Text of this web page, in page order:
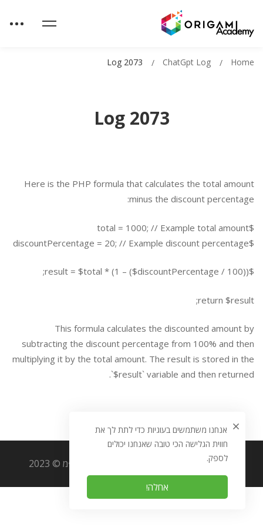
Log 2073
Home
ChatGpt Log
Log 2073
Here is the PHP formula that calculates the total amount
minus the discount percentage:
$total = 1000; // Example total amount
$discountPercentage = 20; // Example discount percentage
$result = $total * (1 – ($discountPercentage / 100));
return $result;
This formula calculates the discounted amount by
subtracting the discount percentage from 100% and then
multiplying it by the total amount. The result is stored in the
`$result` variable and then returned.
כל הזכויות שמורות לאוריגמי מערכות מידע בע״מ © 2023
אנחנו משתמשים בעוגיות כדי לתת לך את
חווית הגלישה הכי טובה שאנחנו יכולים
לספק.
אחלה!